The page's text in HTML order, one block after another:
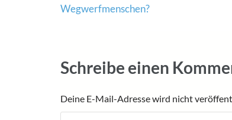
Beitragsnavigation
Wegwerfmenschen?
Schreibe einen
Deine E-Mail-Adresse wird nicht